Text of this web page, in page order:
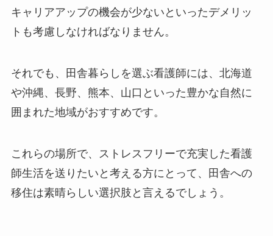
キャリアアップの機会が少ないといったデメリッ
トも考慮しなければなりません。
それでも、田舎暮らしを選ぶ看護師には、北海道
や沖縄、長野、熊本、山口といった豊かな自然に
囲まれた地域がおすすめです。
これらの場所で、ストレスフリーで充実した看護
師生活を送りたいと考える方にとって、田舎への
移住は素晴らしい選択肢と言えるでしょう。